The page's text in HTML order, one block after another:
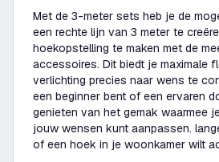
Met de 3-meter sets heb je de
een rechte lijn van 3 meter te
hoekopstelling te maken met de
accessoires. Dit biedt je maximale
verlichting precies naar wens te
een beginner bent of een ervaren
genieten van het gemak waarmee
jouw wensen kunt aanpassen.
of een hoek in je woonkamer wilt